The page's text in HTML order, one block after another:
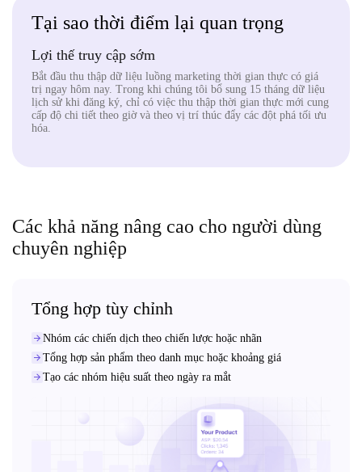
Tại sao thời điểm lại quan trọng
Lợi thế truy cập sớm
Bắt đầu thu thập dữ liệu luồng marketing thời gian thực có giá
trị ngay hôm nay. Trong khi chúng tôi bổ sung 15 tháng dữ liệu
lịch sử khi đăng ký, chỉ có việc thu thập thời gian thực mới cung
cấp độ chi tiết theo giờ và theo vị trí thúc đẩy các đột phá tối ưu
hóa.
Các khả năng nâng cao cho người dùng
chuyên nghiệp
Tổng hợp tùy chỉnh
Nhóm các chiến dịch theo chiến lược hoặc nhãn
Tổng hợp sản phẩm theo danh mục hoặc khoảng giá
Tạo các nhóm hiệu suất theo ngày ra mắt